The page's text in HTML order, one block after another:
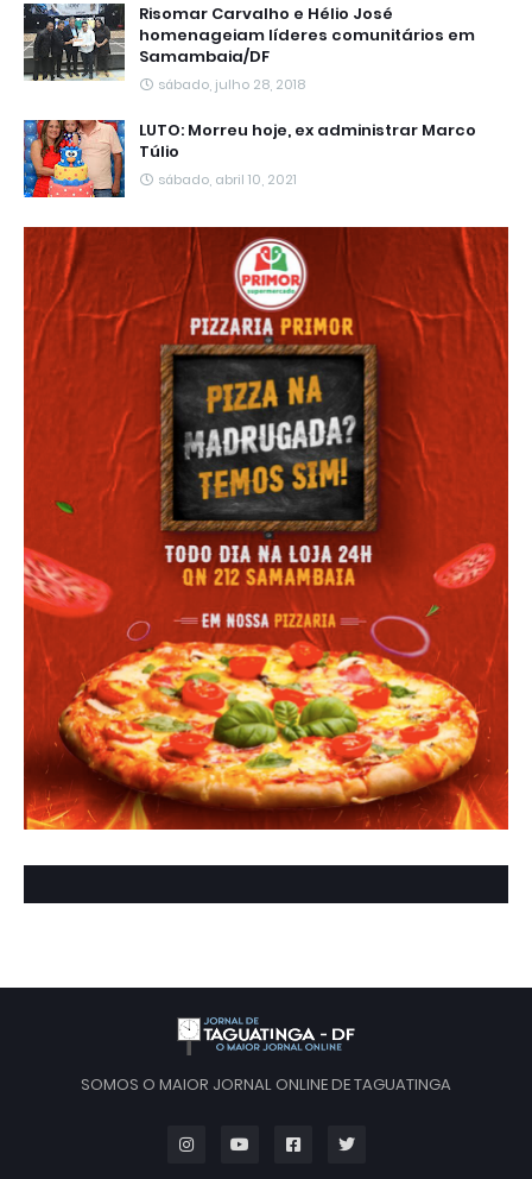
Risomar Carvalho e Hélio José
homenageiam líderes comunitários em
Samambaia/DF
sábado, julho 28, 2018
LUTO: Morreu hoje, ex administrar Marco
Túlio
sábado, abril 10, 2021
SOMOS O MAIOR JORNAL ONLINE DE TAGUATINGA